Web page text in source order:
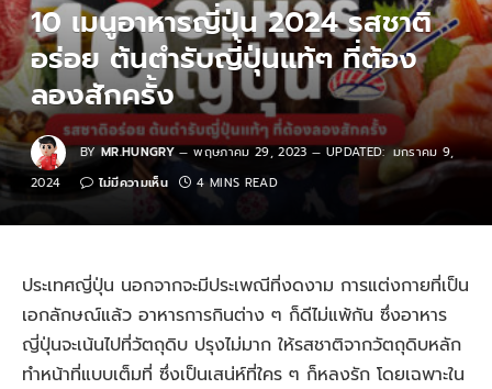
10 เมนูอาหารญี่ปุ่น 2024 รสชาติ
อร่อย ต้นตำรับญี่ปุ่นแท้ๆ ที่ต้อง
ลองสักครั้ง
BY MR.HUNGRY พฤษภาคม 29, 2023 UPDATED: มกราคม 9,
2024
ไม่มีความเห็น 4 MINS READ
ประเทศญี่ปุ่น นอกจากจะมีประเพณีที่งดงาม การแต่งกายที่เป็น
เอกลักษณ์แล้ว อาหารการกินต่าง ๆ ก็ดีไม่แพ้กัน ซึ่งอาหาร
ญี่ปุ่นจะเน้นไปที่วัตถุดิบ ปรุงไม่มาก ให้รสชาติจากวัตถุดิบหลัก
ทำหน้าที่แบบเต็มที่ ซึ่งเป็นเสน่ห์ที่ใคร ๆ ก็หลงรัก โดยเฉพาะใน